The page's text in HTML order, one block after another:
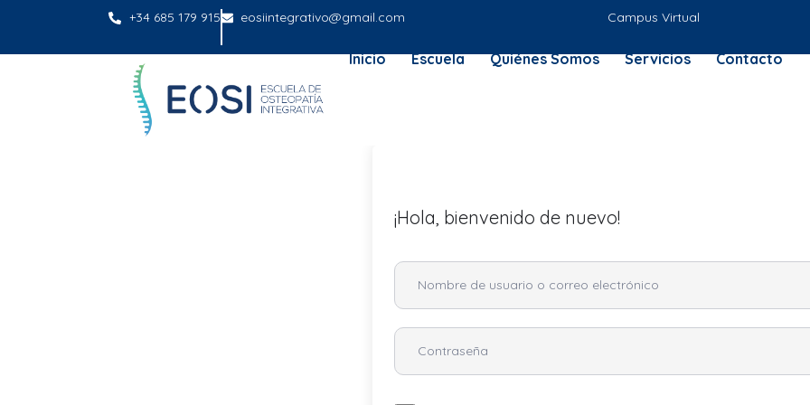
+34 685 179 915 eosiintegrativo@gmail.com Campus Virtual
Inicio Escuela Quiénes Somos Servicios Contacto
¡Hola, bienvenido de nuevo!